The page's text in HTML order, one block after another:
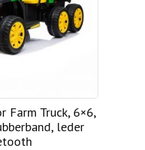
Farm Truck, 6×6,
leder